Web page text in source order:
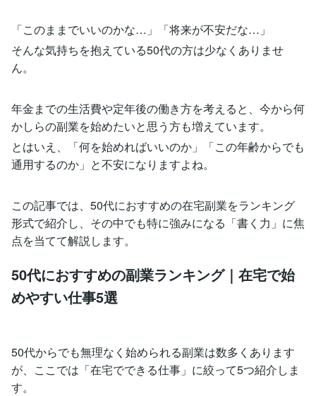
「このままでいいのかな…」「将来が不安だな…」
そんな気持ちを抱えている50代の方は少なくありませ
ん。
年金までの生活費や定年後の働き方を考えると、今から何
かしらの副業を始めたいと思う方も増えています。
とはいえ、「何を始めればいいのか」「この年齢からでも
通用するのか」と不安になりますよね。
この記事では、50代におすすめの在宅副業をランキング
形式で紹介し、その中でも特に強みになる「書く力」に焦
点を当てて解説します。
50代におすすめの副業ランキング｜在宅で始
めやすい仕事5選
50代からでも無理なく始められる副業は数多くあります
が、ここでは「在宅でできる仕事」に絞って5つ紹介しま
す。